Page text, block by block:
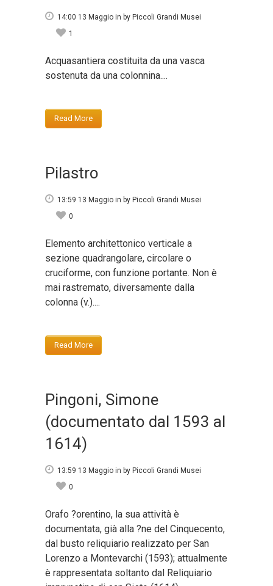
14:00 13 Maggio in by Piccoli Grandi Musei
1
Acquasantiera costituita da una vasca
sostenuta da una colonnina....
Read More
Pilastro
13:59 13 Maggio in by Piccoli Grandi Musei
0
Elemento architettonico verticale a
sezione quadrangolare, circolare o
cruciforme, con funzione portante. Non è
mai rastremato, diversamente dalla
colonna (v.)....
Read More
Pingoni, Simone
(documentato dal 1593 al
1614)
13:59 13 Maggio in by Piccoli Grandi Musei
0
Orafo ?orentino, la sua attività è
documentata, già alla ?ne del Cinquecento,
dal busto reliquiario realizzato per San
Lorenzo a Montevarchi (1593); attualmente
è rappresentata soltanto dal Reliquiario